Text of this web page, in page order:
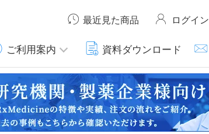
最近見た商品 ログイン
ご利用案内 資料ダウンロード